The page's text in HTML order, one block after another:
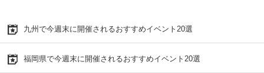
九州で今週末に開催されるおすすめイベント20選
福岡県で今週末に開催されるおすすめイベント20選